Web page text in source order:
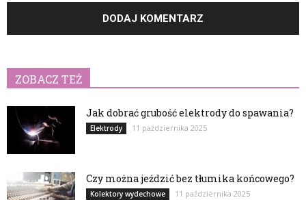
ZOBACZ TEŻ
Jak dobrać grubość elektrody do spawania?
Elektrody 11 października 2025
Czy można jeździć bez tłumika końcowego?
Kolektory wydechowe 11 października 2025